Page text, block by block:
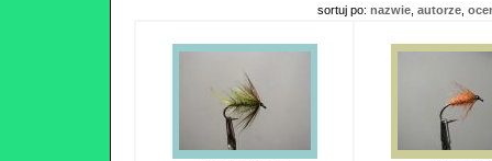
sortuj po: nazwie autorze